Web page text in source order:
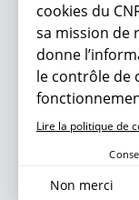
cookies du
sa mission de
donne
le contrôle de
Lire la politique de
Non merci